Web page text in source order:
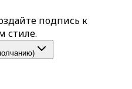
подпись к
стиле.
)